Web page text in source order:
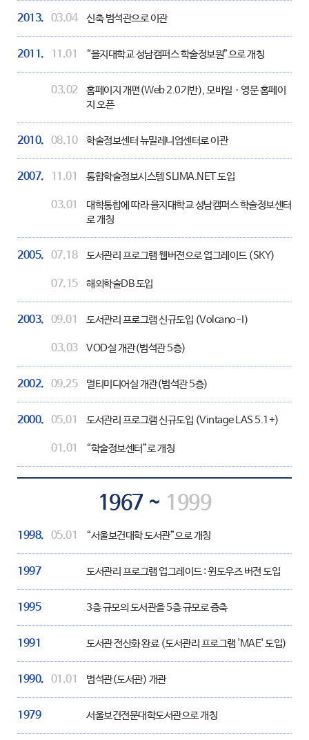
2013. 03.04 신축 범석관으로 이관
2011. 11.01 “을지대학교 성남캠퍼스 학술정보원”으로 개칭
03.02
홈페이지 개편(Web 2.0기반), 모바일ㆍ영문 홈페이
지 오픈
2010. 08.10 학술정보센터 뉴밀레니엄센터로 이관
2007. 11.01 통합학술정보시스템 SLIMA.NET 도입
03.01
대학통합에 따라 을지대학교 성남캠퍼스 학술정보센터
로 개칭
2005. 07.18 도서관리 프로그램 웹버젼으로 업그레이드 (SKY)
07.15 해외학술DB 도입
2003. 09.01 도서관리 프로그램 신규도입 (Volcano-I)
03.03 VOD실 개관(범석관 5층)
2002. 09.25 멀티미디어실 개관(범석관 5층)
2000. 05.01 도서관리 프로그램 신규도입 (Vintage LAS 5.1+)
01.01 “학술정보센터”로 개칭
1967 ~ 1999
1998. 05.01 “서울보건대학 도서관”으로 개칭
1997 도서관리 프로그램 업그레이드 : 윈도우즈 버전 도입
1995 3층 규모의 도서관을 5층 규모로 증축
1991 도서관 전산화 완료 (도서관리 프로그램 'MAE' 도입)
1990. 01.01 범석관(도서관) 개관
1979 서울보건전문대학도서관으로 개칭